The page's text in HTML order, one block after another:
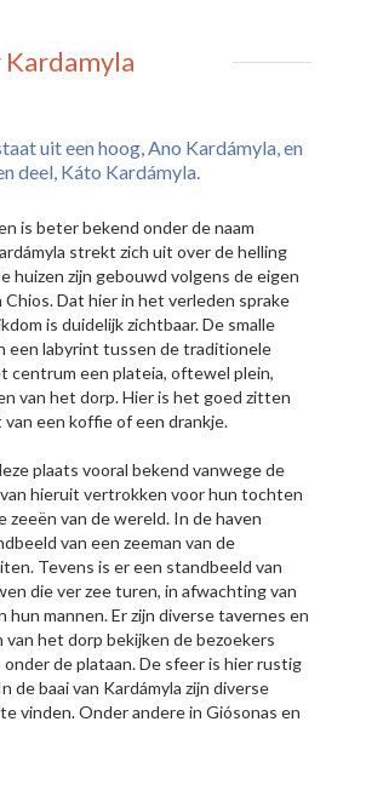
uit een hoog, Ano Kardámyla, en
deel, Káto Kardámyla.
is beter bekend onder de naam
strekt zich uit over de helling
huizen zijn gebouwd volgens de eigen
Dat hier in het verleden sprake
is duidelijk zichtbaar. De smalle
een labyrint tussen de traditionele
centrum een plateia, oftewel plein,
van het dorp. Hier is het goed zitten
een koffie of een drankje.
plaats vooral bekend vanwege de
hieruit vertrokken voor hun tochten
zeeën van de wereld. In de haven
van een zeeman van de
Tevens is er een standbeeld van
die ver zee turen, in afwachting van
hun mannen. Er zijn diverse tavernes en
van het dorp bekijken de bezoekers
de plataan. De sfeer is hier rustig
de baai van Kardámyla zijn diverse
vinden. Onder andere in Giósonas en